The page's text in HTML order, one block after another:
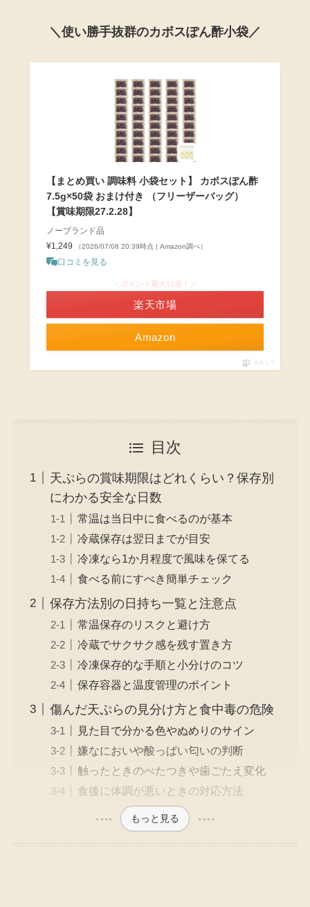
＼使い勝手抜群のカボスぽん酢小袋／
【まとめ買い 調味料 小袋セット】 カボスぽん酢
7.5g×50袋 おまけ付き （フリーザーバッグ）
【賞味期限27.2.28】
ノーブランド品
¥1,249
（2026/07/08 20:39時点 | Amazon調べ）
口コミを見る
Amazon
＼ポイント最大11倍！／
楽天市場
ポチップ
目次
天ぷらの賞味期限はどれくらい？保存別
にわかる安全な日数
常温は当日中に食べるのが基本
冷蔵保存は翌日までが目安
冷凍なら1か月程度で風味を保てる
食べる前にすべき簡単チェック
保存方法別の日持ち一覧と注意点
常温保存のリスクと避け方
冷蔵でサクサク感を残す置き方
冷凍保存的な手順と小分けのコツ
保存容器と温度管理のポイント
傷んだ天ぷらの見分け方と食中毒の危険
見た目で分かる色やぬめりのサイン
嫌なにおいや酸っぱい匂いの判断
触ったときのべたつきや歯ごたえ変化
食後に体調が悪いときの対応方法
もっと見る